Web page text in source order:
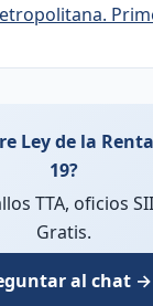
Ley de la
19?
TTA, oficios
Gratis.
al chat →